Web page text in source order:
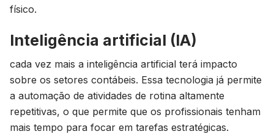
físico.
Inteligência artificial (IA)
cada vez mais a inteligência artificial terá impacto
sobre os setores contábeis. Essa tecnologia já permite
a automação de atividades de rotina altamente
repetitivas, o que permite que os profissionais tenham
mais tempo para focar em tarefas estratégicas.